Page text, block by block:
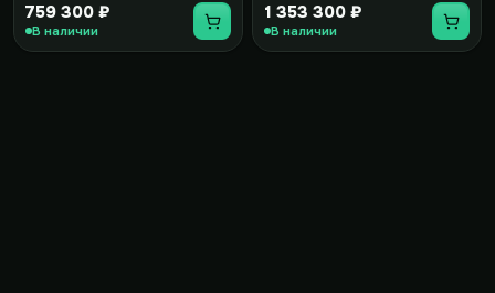
759 300 ₽
В наличии
1 353 300 ₽
В наличии